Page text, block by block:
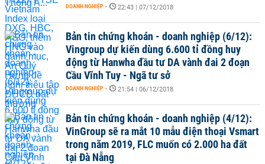
DOANH NGHIỆP - 22:43 | 07/12/2018
Bản tin chứng khoán - doanh nghiệp (6/12):
Vingroup dự kiến dùng 6.600 tỉ đồng huy
động từ Hanwha đầu tư DA vành đai 2 đoạn
Cầu Vĩnh Tuy - Ngã tư sở
DOANH NGHIỆP - 21:54 | 06/12/2018
Bản tin chứng khoán - doanh nghiệp (4/12):
VinGroup sẽ ra mắt 10 mẫu điện thoại Vsmart
trong năm 2019, FLC muốn có 2.000 ha đất
tại Đà Nẵng